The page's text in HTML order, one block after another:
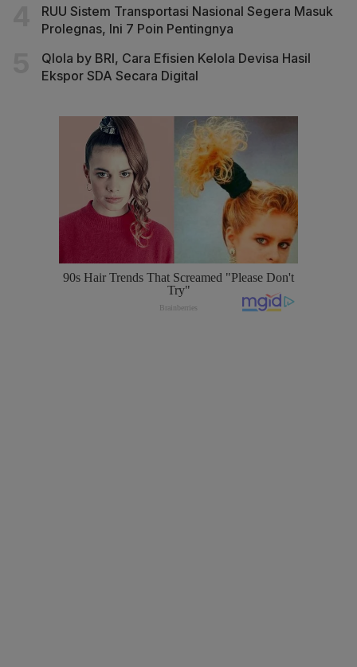
RUU Sistem Transportasi Nasional Segera Masuk
Prolegnas, Ini 7 Poin Pentingnya
Qlola by BRI, Cara Efisien Kelola Devisa Hasil
Ekspor SDA Secara Digital